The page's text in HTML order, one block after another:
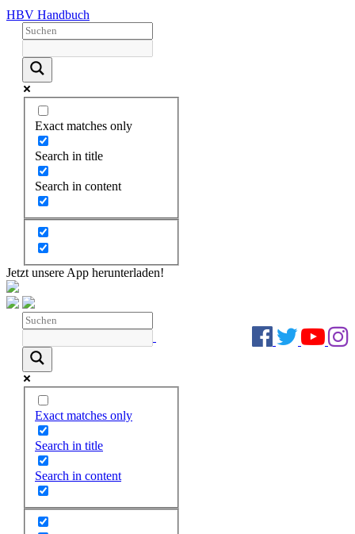
HBV Handbuch
Exact matches only
Search in title
Search in content
Jetzt unsere App herunterladen!
Exact matches only
Search in title
Search in content